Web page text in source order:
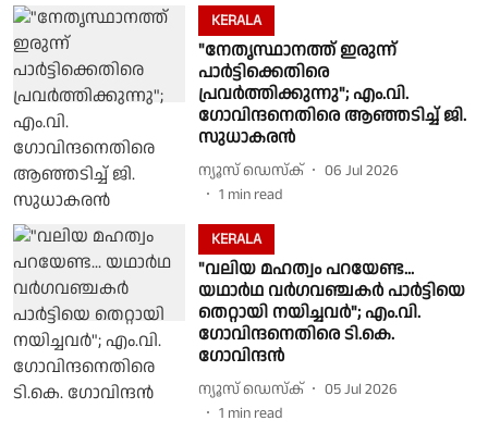
KERALA
"നേതൃസ്ഥാനത്ത് ഇരുന്ന്
പാർട്ടിക്കെതിരെ
പ്രവർത്തിക്കുന്നു"; എം.വി.
ഗോവിന്ദനെതിരെ ആഞ്ഞടിച്ച് ജി.
സുധാകരൻ
ന്യൂസ് ഡെസ്ക്
06 Jul 2026
1 min read
KERALA
"വലിയ മഹത്വം പറയേണ്ട...
യഥാർഥ വർ​ഗവഞ്ചകർ പാർട്ടിയെ
തെറ്റായി നയിച്ചവർ"; എം.വി.​ ​
ഗോവിന്ദനെതിരെ ടി.കെ. ​
ഗോവിന്ദൻ
ന്യൂസ് ഡെസ്ക്
05 Jul 2026
1 min read